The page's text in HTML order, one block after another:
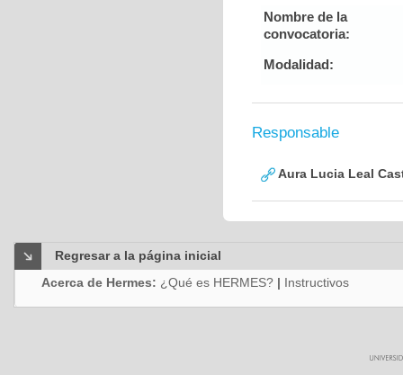
Nombre de la
convocatoria:
Modalidad:
Responsable
Aura Lucia Leal
Regresar a la página inicial
Acerca de Hermes: ¿Qué es HERMES? | Instructivos